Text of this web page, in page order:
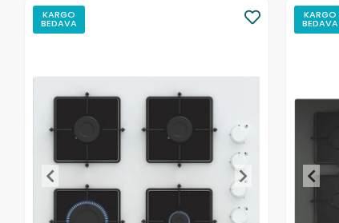
KARGO
BEDAVA
KARGO
BEDAVA